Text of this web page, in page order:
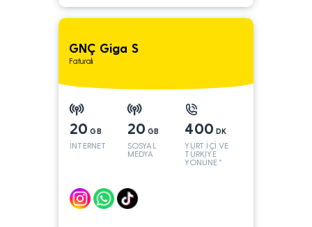
GNÇ Giga S
Faturalı
20 GB
İNTERNET
20 GB
SOSYAL
MEDYA
400 DK
YURT İÇİ VE
TÜRKİYE
YÖNÜNE*